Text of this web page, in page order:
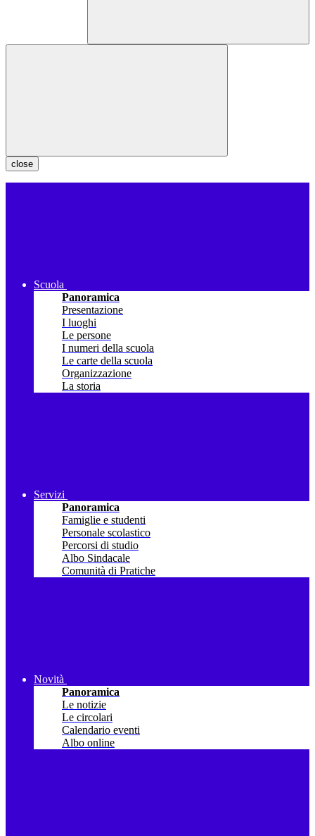
close
Scuola
Panoramica
Presentazione
I luoghi
Le persone
I numeri della scuola
Le carte della scuola
Organizzazione
La storia
Servizi
Panoramica
Famiglie e studenti
Personale scolastico
Percorsi di studio
Albo Sindacale
Comunità di Pratiche
Novità
Panoramica
Le notizie
Le circolari
Calendario eventi
Albo online